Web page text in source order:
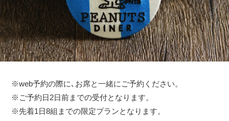
※web予約の際に､お席と一緒にご予約ください。
※ご予約日2日前までの受付となります。
※先着1日8組までの限定プランとなります。